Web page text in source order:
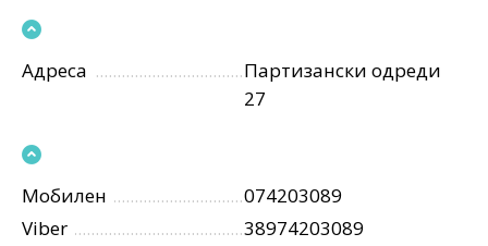
Адреса
Партизански одреди
27
Мобилен
074203089
Viber
38974203089